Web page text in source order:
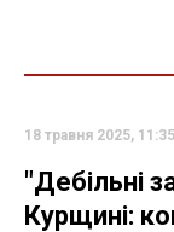
18 травня 2025, 11:35
"Дебільні
Курщині: